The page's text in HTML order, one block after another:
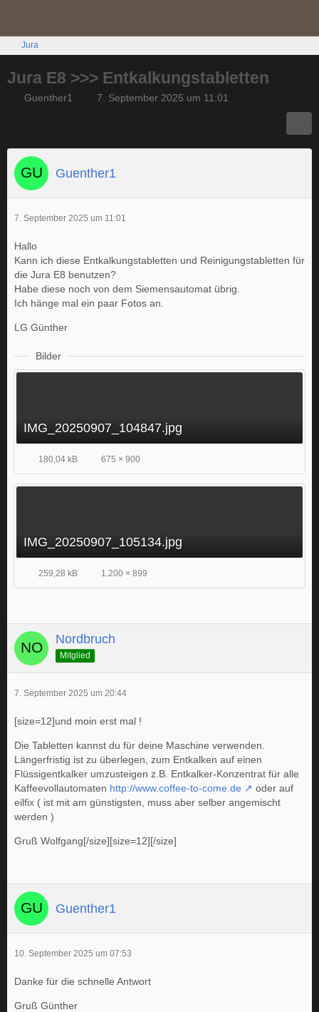
Jura
Jura E8 >>> Entkalkungstabletten
Guenther1 7. September 2025 um 11:01
Guenther1
7. September 2025 um 11:01
Hallo
Kann ich diese Entkalkungstabletten und Reinigungstabletten für
die Jura E8 benutzen?
Habe diese noch von dem Siemensautomat übrig.
Ich hänge mal ein paar Fotos an.
LG Günther
Bilder
IMG_20250907_104847.jpg
180,04 kB 675 × 900
IMG_20250907_105134.jpg
259,28 kB 1.200 × 899
Nordbruch
Mitglied
7. September 2025 um 20:44
[size=12]und moin erst mal !
Die Tabletten kannst du für deine Maschine verwenden.
Längerfristig ist zu überlegen, zum Entkalken auf einen
Flüssigentkalker umzusteigen z.B. Entkalker-Konzentrat für alle
Kaffeevollautomaten http://www.coffee-to-come.de
oder auf
eilfix ( ist mit am günstigsten, muss aber selber angemischt
werden )
Gruß Wolfgang[/size][size=12][/size]
Guenther1
10. September 2025 um 07:53
Danke für die schnelle Antwort
Gruß Günther